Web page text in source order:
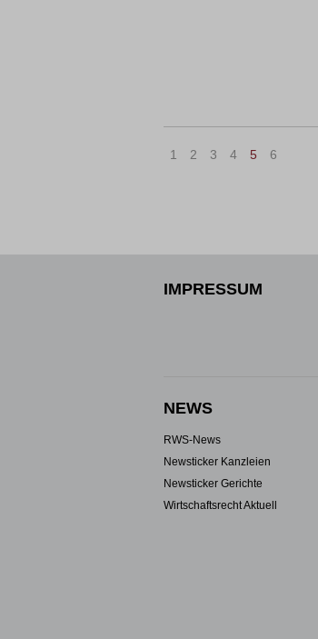
1 2 3 4 5 6
IMPRESSUM
NEWS
RWS-News
Newsticker Kanzleien
Newsticker Gerichte
Wirtschaftsrecht Aktuell